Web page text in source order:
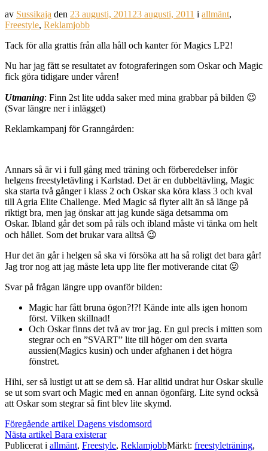
av Sussikaja den 23 augusti, 2011 23 augusti, 2011 i allmänt,
Freestyle, Reklamjobb
Tack för alla grattis från alla håll och kanter för Magics LP2!
Nu har jag fått se resultatet av fotograferingen som Oskar och Magic
fick göra tidigare under våren!
Utmaning: Finn 2st lite udda saker med mina grabbar på bilden 😉
(Svar längre ner i inlägget)
Reklamkampanj för Granngården:
Annars så är vi i full gång med träning och förberedelser inför
helgens freestyletävling i Karlstad. Det är en dubbeltävling, Magic
ska starta två gånger i klass 2 och Oskar ska köra klass 3 och kval
till Agria Elite Challenge. Med Magic så flyter allt än så länge på
riktigt bra, men jag önskar att jag kunde säga detsamma om
Oskar. Ibland går det som på räls och ibland måste vi tänka om helt
och hållet. Som det brukar vara alltså 😉
Hur det än går i helgen så ska vi försöka att ha så roligt det bara går!
Jag tror nog att jag måste leta upp lite fler motiverande citat 😛
Svar på frågan längre upp ovanför bilden:
Magic har fått bruna ögon?!?! Kände inte alls igen honom
först. Vilken skillnad!
Och Oskar finns det två av tror jag. En gul precis i mitten som
stegrar och en ”SVART” lite till höger om den svarta
aussien(Magics kusin) och under afghanen i det högra
fönstret.
Hihi, ser så lustigt ut att se dem så. Har alltid undrat hur Oskar skulle
se ut som svart och Magic med en annan ögonfärg. Lite synd också
att Oskar som stegrar så fint blev lite skymd.
Fortsätt
läsa
Föregående artikel Dagens visdomsord
Nästa artikel Bara existerar
Publicerat i allmänt, Freestyle, ReklamjobbMärkt: freestyleträning,